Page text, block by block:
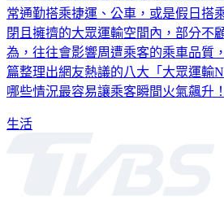
常通勤搭乘捷運、公車，或是假日搭
閉且擁擠的大眾運輸空間內，部分不
為，往往會影響周遭乘客的乘車品質
篇整理出網友熱議的八大「大眾運輸
哪些情況最容易讓乘客瞬間火氣飆升！
生活